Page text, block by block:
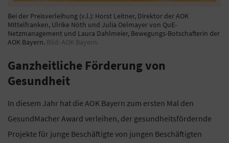
Bei der Preisverleihung (v.l.): Horst Leitner, Direktor der AOK
Mittelfranken, Ulrike Nöth und Julia Oelmayer von QuE-
Netzmanagement und Laura Dahlmeier, Bewegungs-Botschafterin der
AOK Bayern. Bild: AOK Bayern.
Ganzheitliche Förderung von
Gesundheit
In diesem Jahr hat die AOK Bayern zum ersten Mal den
GesundMacher Award verleihen, der gesundheitsfördernde
Projekte für junge Beschäftigte von jungen Beschäftigten